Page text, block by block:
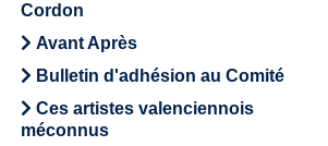
Cordon
Avant Après
Bulletin d'adhésion au Comité
Ces artistes valenciennois
méconnus